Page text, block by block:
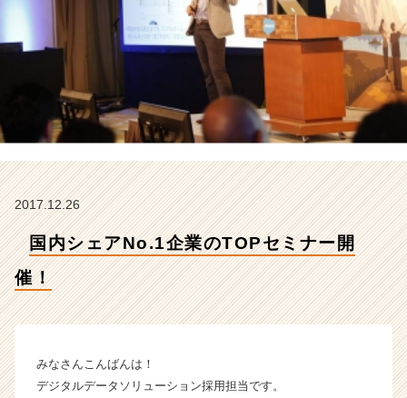
タ
ル
デ
ソ
リ
株
の
イ
2017.12.26
国内シェアNo.1企業のTOPセミナー開
催！
みなさんこんばんは！
デジタルデータソリューション採用担当です。